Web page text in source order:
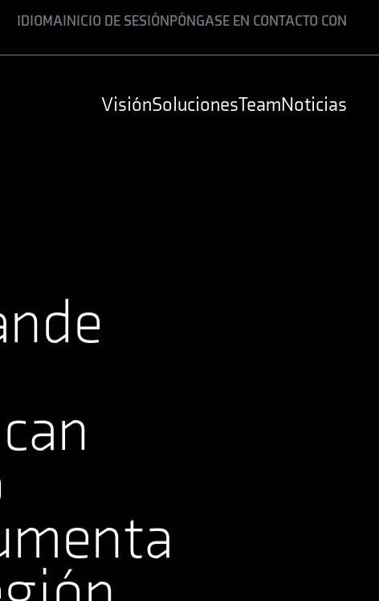
IDIOMA
ENGLISH
INICIO DE SESIÓNPÓNGASE EN CONTACTO CON
VisiónSolucionesTeamNoticias